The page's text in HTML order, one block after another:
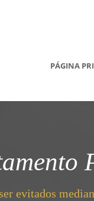
PÁGINA
evitados